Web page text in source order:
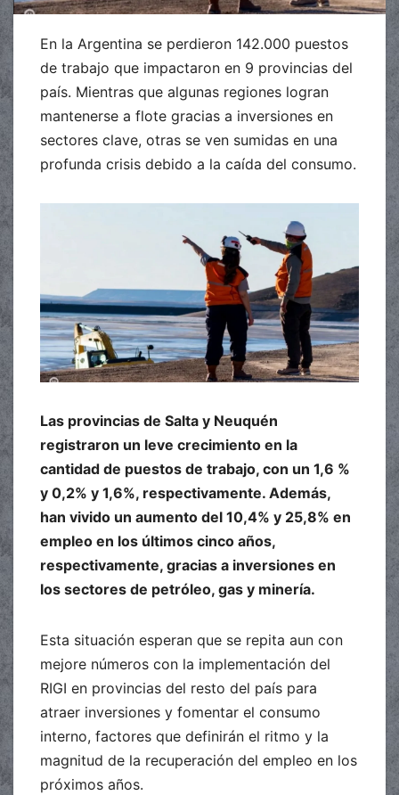
En la Argentina se perdieron 142.000 puestos
de trabajo que impactaron en 9 provincias del
país. Mientras que algunas regiones logran
mantenerse a flote gracias a inversiones en
sectores clave, otras se ven sumidas en una
profunda crisis debido a la caída del consumo.
Las provincias de Salta y Neuquén
registraron un leve crecimiento en la
cantidad de puestos de trabajo, con un 1,6 %
y 0,2% y 1,6%, respectivamente. Además,
han vivido un aumento del 10,4% y 25,8% en
empleo en los últimos cinco años,
respectivamente, gracias a inversiones en
los sectores de petróleo, gas y minería.
Esta situación esperan que se repita aun con
mejore números con la implementación del
RIGI en provincias del resto del país para
atraer inversiones y fomentar el consumo
interno, factores que definirán el ritmo y la
magnitud de la recuperación del empleo en los
próximos años.